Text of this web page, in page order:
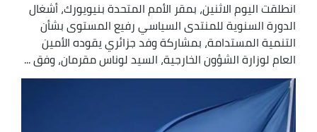
انطلقت اليوم الاثنين، بمقر الأمم المتحدة بنيويورك، أشغال
الدورة السنوية للمنتدى السياسي رفيع المستوى بشأن
التنمية المستدامة، بمشاركة وفد جزائري يقوده الأمين
العام لوزارة الشؤون الخارجية، السيد لوناس مقرمان، وفق ...